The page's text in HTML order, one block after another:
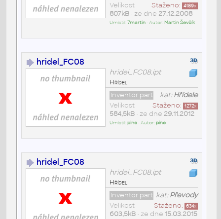
Staženo: 4189x
Velikost
807kB• ze dne 27.12.2008
Umístil:7martin• Autor: Martin Ševčík
hridel_FC08
hridel_FC08.ipt
Hřídel
kat:Hřídele
Inventor part
Staženo: 1272x
Velikost
584,5kB• ze dne 29.11.2012
Umístil:pine• Autor:pine
hridel_FC08
hridel_FC08.ipt
Hřídel
kat:Převody
Inventor part
Staženo: 634x
Velikost
603,5kB• ze dne 15.03.2015